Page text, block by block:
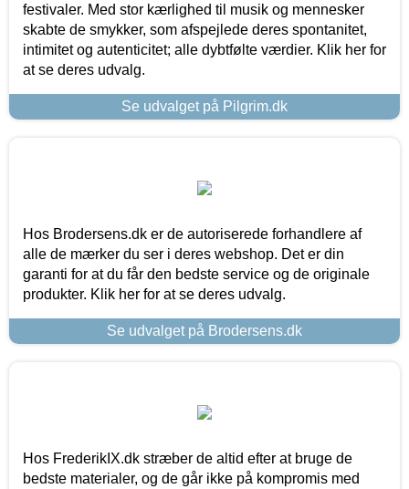
festivaler. Med stor kærlighed til musik og mennesker
skabte de smykker, som afspejlede deres spontanitet,
intimitet og autenticitet; alle dybtfølte værdier. Klik her for
at se deres udvalg.
Se udvalget på Pilgrim.dk
Hos Brodersens.dk er de autoriserede forhandlere af
alle de mærker du ser i deres webshop. Det er din
garanti for at du får den bedste service og de originale
produkter. Klik her for at se deres udvalg.
Se udvalget på Brodersens.dk
Hos FrederikIX.dk stræber de altid efter at bruge de
bedste materialer, og de går ikke på kompromis med